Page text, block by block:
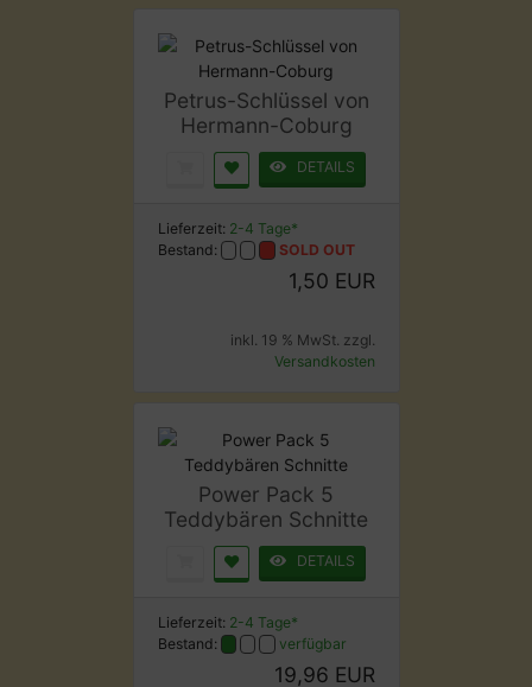
Petrus-Schlüssel von
Hermann-Coburg
DETAILS
Lieferzeit: 2-4 Tage*
Bestand:
SOLD OUT
1,50 EUR
inkl. 19 % MwSt. zzgl.
Versandkosten
Power Pack 5
Teddybären Schnitte
DETAILS
Lieferzeit: 2-4 Tage*
Bestand:
verfügbar
19,96 EUR